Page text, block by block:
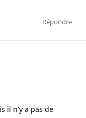
Répondre
il n'y a pas de